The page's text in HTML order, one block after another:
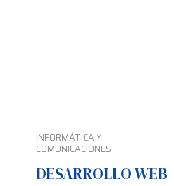
INFORMÁTICA Y
COMUNICACIONES
DESARROLLO WEB